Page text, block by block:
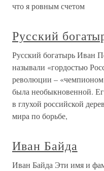
что я ровным счетом
Русский
Русский богатырь Иван
называли «гордостью
революции –
была необыкновенной.
в глухой российской
мира по борьбе,
Иван Байда
Иван Байда Эти имя и